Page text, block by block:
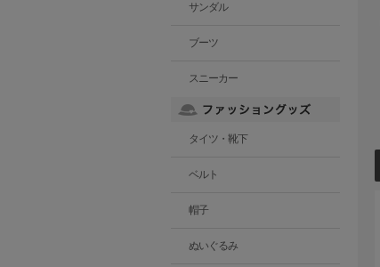
サンダル
ブーツ
スニーカー
タイツ・靴下
ベルト
帽子
ぬいぐるみ